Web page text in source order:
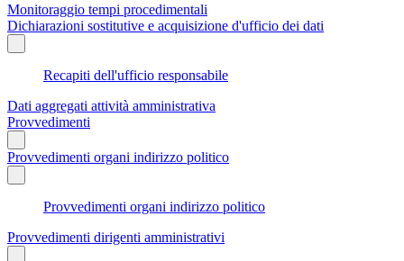
Monitoraggio tempi procedimentali
Dichiarazioni sostitutive e acquisizione d'ufficio dei dati
Recapiti dell'ufficio responsabile
Dati aggregati attività amministrativa
Provvedimenti
Provvedimenti organi indirizzo politico
Provvedimenti organi indirizzo politico
Provvedimenti dirigenti amministrativi